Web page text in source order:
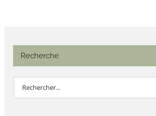
Recherche
Rechercher: